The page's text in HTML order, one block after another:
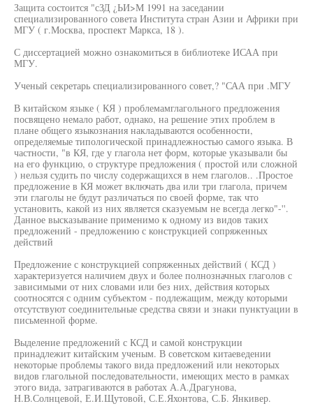
Защита состоится "сЗД ¿ЬИ>М 1991 на заседании
специализированного совета Института стран Азии и Африки при
МГУ ( г.Москва, проспект Маркса, 18 ).
С диссертацией можно ознакомиться в библиотеке ИСАА при
МГУ.
Ученый секретарь специализированного совет,? "САА при .МГУ
В китайском языке ( КЯ ) проблемамглагольного предложения
посвящено немало работ, однако, на решение этих проблем в
плане общего языкознания накладываются особенности,
определяемые типологической принадлежностью самого языка. В
частности, "в КЯ, где у глагола нет форм, которые указывали бы
на его функцию, о структуре предложения ( простой или сложной
) нельзя судить по числу содержащихся в нем глаголов.. .Простое
предложение в КЯ может включать два или три глагола, причем
эти глаголы не будут различаться по своей форме, так что
установить, какой из них является сказуемым не всегда легко"-''.
Данное высказывание применимо к одному из видов таких
предложений - предложению с конструкцией сопряженных
действий
Предложение с конструкцией сопряженных действий ( КСД )
характеризуется наличием двух и более полнозначных глаголов с
зависимыми от них словами или без них, действия которых
соотносятся с одним субъектом - подлежащим, между которыми
отсутствуют соединительные средства связи и знаки пунктуации в
письменной форме.
Выделение предложений с КСД и самой конструкции
принадлежит китайским ученым. В советском китаеведении
некоторые проблемы такого вида предложений или некоторых
видов глагольной последовательности, имеющих место в рамках
этого вида, затрагиваются в работах А.А.Драгунова,
Н.В.Солнцевой, Е.И.Щутовой, С.Е.Яхонтова, С.Б. Янкивер.